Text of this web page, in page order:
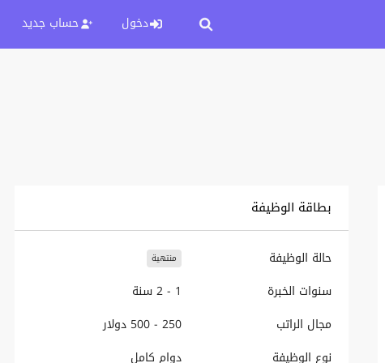
دخول حساب جديد
بطاقة الوظيفة
حالة الوظيفة منتهية
سنوات الخبرة
1 - 2 سنة
مجال الراتب
250 - 500 دولار
نوع الوظيفة
دوام كامل